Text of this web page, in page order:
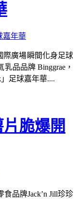
際廣場瞬間化身足球
品品牌 Binggrae，
足球嘉年華....
片脆爆開
品牌Jack’n Jill珍珍